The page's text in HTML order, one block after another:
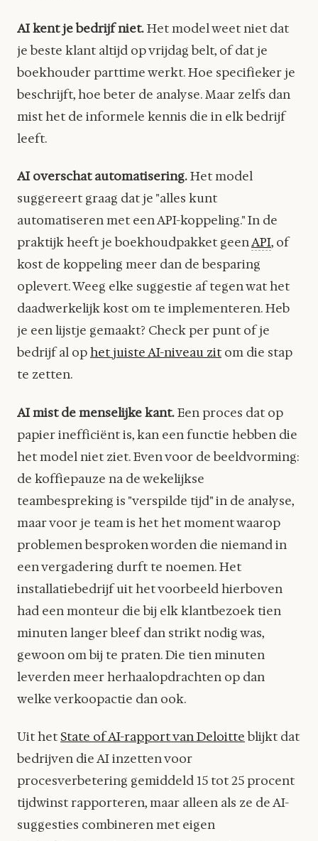
AI kent je bedrijf niet.Het model weet niet dat
je beste klant altijd op vrijdag belt, of dat je
boekhouder parttime werkt. Hoe specifieker je
beschrijft, hoe beter de analyse. Maar zelfs dan
mist het de informele kennis die in elk bedrijf
leeft.
AI overschat automatisering.Het model
suggereert graag dat je "alles kunt
automatiseren met een API-koppeling." In de
praktijk heeft je boekhoudpakket geenAPI, of
kost de koppeling meer dan de besparing
oplevert. Weeg elke suggestie af tegen wat het
daadwerkelijk kost om te implementeren. Heb
je een lijstje gemaakt? Check per punt of je
bedrijf al ophet juiste AI-niveau zit om die stap
te zetten.
AI mist de menselijke kant.Een proces dat op
papier inefficiënt is, kan een functie hebben die
het model niet ziet. Even voor de beeldvorming:
de koffiepauze na de wekelijkse
teambespreking is "verspilde tijd" in de analyse,
maar voor je team is het het moment waarop
problemen besproken worden die niemand in
een vergadering durft te noemen. Het
installatiebedrijf uit het voorbeeld hierboven
had een monteur die bij elk klantbezoek tien
minuten langer bleef dan strikt nodig was,
gewoon om bij te praten. Die tien minuten
leverden meer herhaalopdrachten op dan
welke verkoopactie dan ook.
Uit het State of AI-rapport van Deloitteblijkt dat
bedrijven die AI inzetten voor
procesverbetering gemiddeld 15 tot 25 procent
tijdwinst rapporteren, maar alleen als ze de AI-
suggesties combineren met eigen